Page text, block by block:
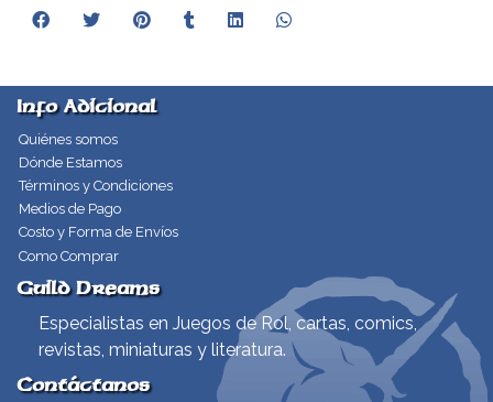
Info Adicional
Quiénes somos
Dónde Estamos
Términos y Condiciones
Medios de Pago
Costo y Forma de Envíos
Como Comprar
Guild Dreams
Especialistas en Juegos de Rol, cartas, comics,
revistas, miniaturas y literatura.
Contáctanos